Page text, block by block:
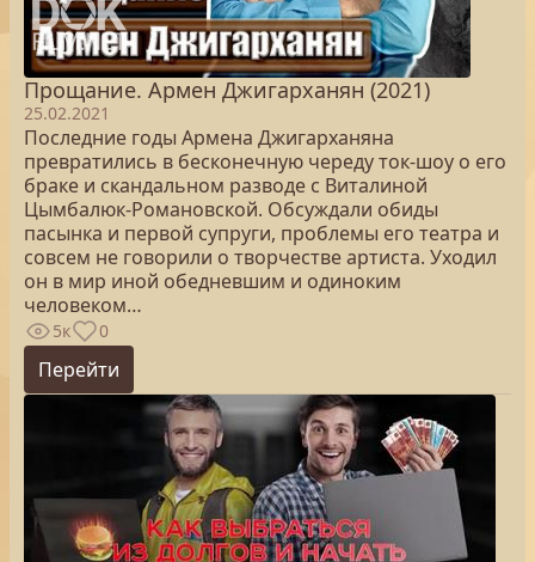
Прощание. Армен Джигарханян (2021)
25.02.2021
Последние годы Армена Джигарханяна
превратились в бесконечную череду ток-шоу о его
браке и скандальном разводе с Виталиной
Цымбалюк-Романовской. Обсуждали обиды
пасынка и первой супруги, проблемы его театра и
совсем не говорили о творчестве артиста. Уходил
он в мир иной обедневшим и одиноким
человеком…
5к 0
Перейти